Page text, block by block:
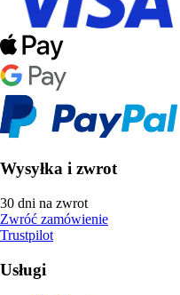
Wysyłka i zwrot
30 dni na zwrot
Zwróć zamówienie
Trustpilot
Usługi